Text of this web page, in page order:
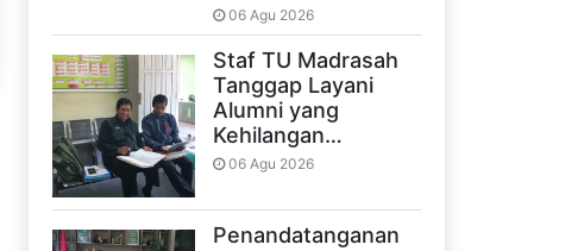
06 Agu 2026
Staf TU Madrasah
Tanggap Layani
Alumni yang
Kehilangan…
06 Agu 2026
Penandatanganan